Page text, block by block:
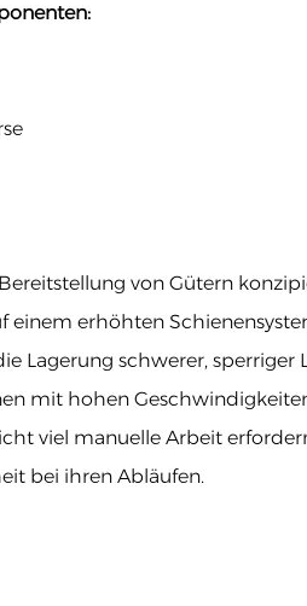
von Gütern
erhöhten
Lagerung schwerer, sperriger
mit hohen
viel manuelle Arbeit
bei ihren Abläufen.